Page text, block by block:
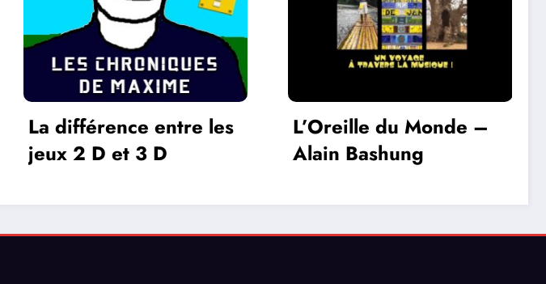
L’Oreille du Monde –
Alain Bashung
Marie Jaëll (1846-
1925) Pianiste,